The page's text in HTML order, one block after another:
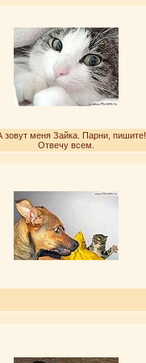
меня Зайка. Парни, пишите!
Отвечу всем.